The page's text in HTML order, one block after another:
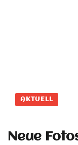
AKTUELL
Neue